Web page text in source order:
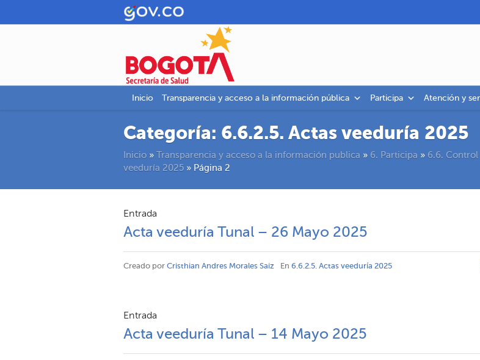
Inicio Transparencia y acceso a la información pública Participa Atención y
Categoría: 6.6.2.5. Actas veeduría 2025
Inicio » Transparencia y acceso a la información publica » 6. Participa » 6.6. Control
veeduría 2025 » Página 2
Entrada
Acta veeduría Tunal – 26 Mayo 2025
Creado por Cristhian Andres Morales Saiz En 6.6.2.5. Actas veeduría 2025
Entrada
Acta veeduría Tunal – 14 Mayo 2025